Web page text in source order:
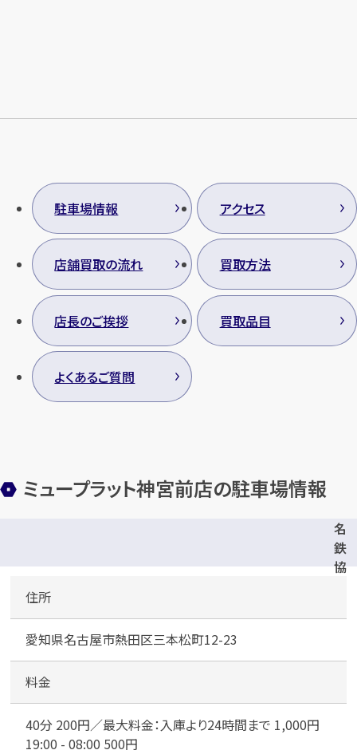
カンタン無料
最短 分！ 今すぐ査定金額をお伝えいた
します
メールで無料相談する
駐車場情報 アクセス
店舗買取の流れ 買取方法
店長のご挨拶 買取品目
よくあるご質問
ミュープラット神宮前店の駐車場情報
名
鉄
協
ー
ン
神
住所
愛知県名古屋市熱田区三本松町12-23
料金
40分 200円／最大料金：入庫より24時間まで 1,000円
19:00 - 08:00 500円